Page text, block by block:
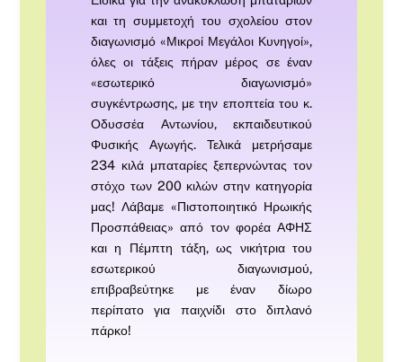
και τη συμμετοχή του σχολείου στον
διαγωνισμό «Μικροί Μεγάλοι Κυνηγοί»,
όλες οι τάξεις πήραν μέρος σε έναν
«εσωτερικό διαγωνισμό»
συγκέντρωσης, με την εποπτεία του κ.
Οδυσσέα Αντωνίου, εκπαιδευτικού
Φυσικής Αγωγής. Τελικά μετρήσαμε
234 κιλά μπαταρίες ξεπερνώντας τον
στόχο των 200 κιλών στην κατηγορία
μας! Λάβαμε «Πιστοποιητικό Ηρωικής
Προσπάθειας» από τον φορέα ΑΦΗΣ
και η Πέμπτη τάξη, ως νικήτρια του
εσωτερικού διαγωνισμού,
επιβραβεύτηκε με έναν δίωρο
περίπατο για παιχνίδι στο διπλανό
πάρκο!